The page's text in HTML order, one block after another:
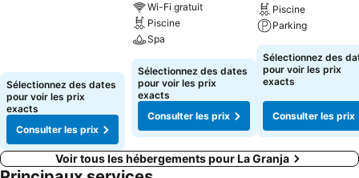
Sélectionnez des dates
pour voir les prix
exacts
Consulter les prix
Wi-Fi gratuit
Piscine
Spa
Sélectionnez des dates
pour voir les prix
exacts
Consulter les prix
Piscine
Parking
Sélectionnez des
pour voir les prix
exacts
Consulter les prix
Voir tous les hébergements pour La Granja